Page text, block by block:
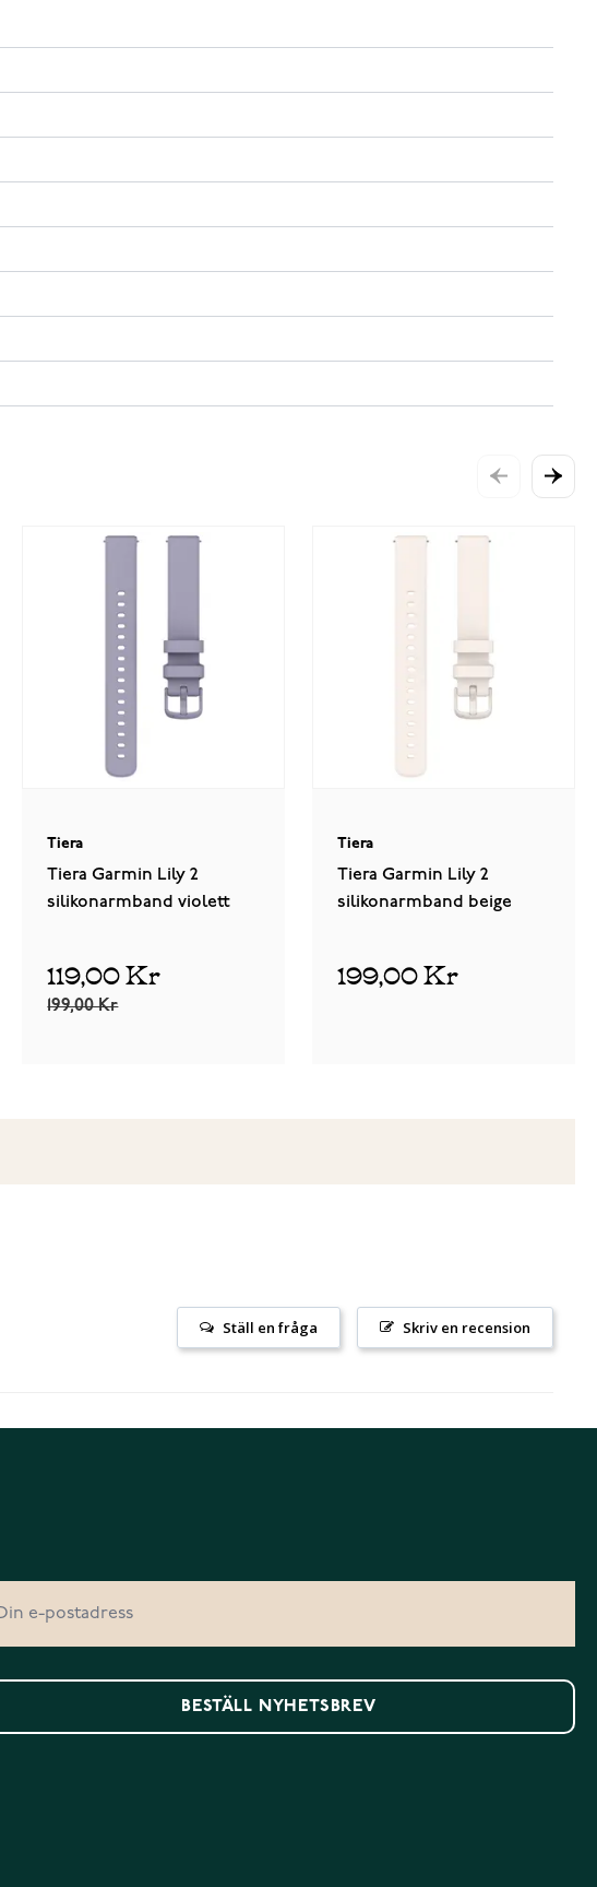
Tiera
Tiera Garmin Lily 2
silikonarmband violett
119,00 Kr
199,00 Kr
Tiera
Tiera Garmin Lily 2
silikonarmband beige
199,00 Kr
Skriv en recension
Ställ en fråga
BESTÄLL NYHETSBREV